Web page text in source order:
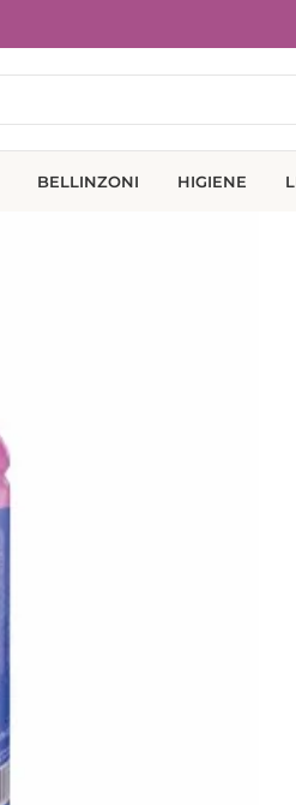
BELLINZONI HIGIENE